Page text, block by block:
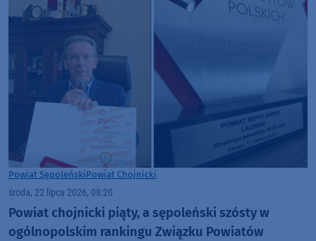
Powiat SępoleńskiPowiat Chojnicki
środa, 22 lipca 2026, 08:20
Powiat chojnicki piąty, a sępoleński szósty w
ogólnopolskim rankingu Związku Powiatów